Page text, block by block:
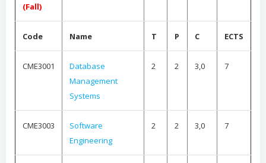
(Fall)
Code Name T P C ECTS
CME3001
Database
Management
Systems
2 2 3,0 7
CME3003
Software
Engineering
2 2 3,0 7